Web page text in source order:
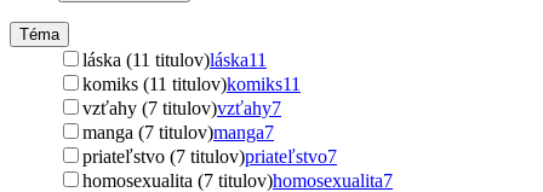
Téma
láska (11 titulov)láska11
komiks (11 titulov)komiks11
vzťahy (7 titulov)vzťahy7
manga (7 titulov)manga7
priateľstvo (7 titulov)priateľstvo7
homosexualita (7 titulov)homosexualita7